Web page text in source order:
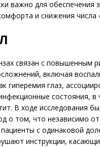
важно для обеспечения
и снижения числа
связан с повышенным
включая
гиперемия глаз,
состояния, в
В ходе исследования
о том, что независимо
с одинаковой
инструкции,